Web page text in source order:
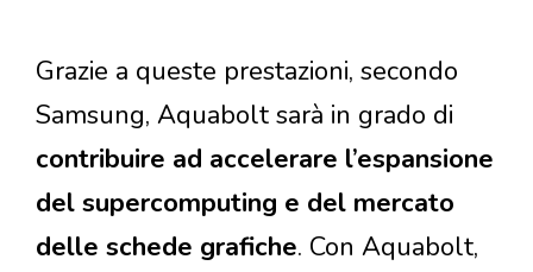
Grazie a queste prestazioni, secondo
Samsung, Aquabolt sarà in grado di
contribuire ad accelerare l’espansione
del supercomputing e del mercato
delle schede grafiche. Con Aquabolt,